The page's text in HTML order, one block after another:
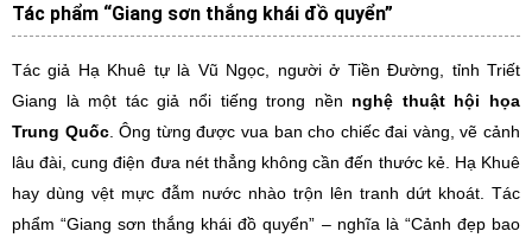
Tác phẩm “Giang sơn thắng khái đồ quyển”
Tác giả Hạ Khuê tự là Vũ Ngọc, người ở Tiền Đường, tỉnh Triết
Giang là một tác giả nổi tiếng trong nền nghệ thuật hội họa
Trung Quốc. Ông từng được vua ban cho chiếc đai vàng, vẽ cảnh
lâu đài, cung điện đưa nét thẳng không cần đến thước kẻ. Hạ Khuê
hay dùng vệt mực đẫm nước nhào trộn lên tranh dứt khoát. Tác
phẩm “Giang sơn thắng khái đồ quyển” – nghĩa là “Cảnh đẹp bao